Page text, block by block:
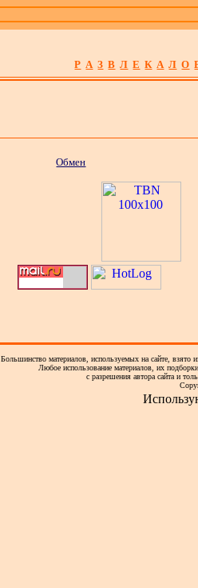
Р А З В Л Е К А Л О
Обмен
Большинство материалов, используемых на сайте, взято
Любое использование материалов, их
с разрешения автора сайта и